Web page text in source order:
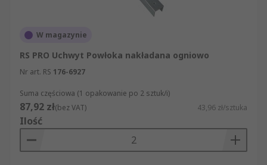
W magazynie
RS PRO Uchwyt Powłoka nakładana ogniowo
Nr art. RS 176-6927
Suma częściowa (1 opakowanie po 2 sztuk/i)
87,92 zł(bez VAT) 43,96 zł/sztuka
Ilość